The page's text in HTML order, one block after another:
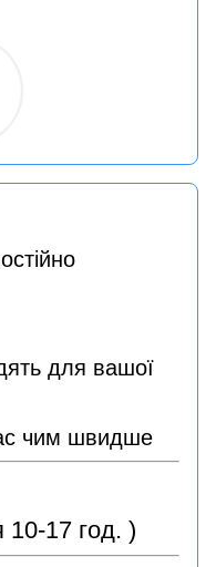
для вашої
чим швидше
10-17 год. )